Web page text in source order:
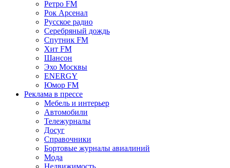
Ретро FM
Рок Арсенал
Русское радио
Серебряный дождь
Спутник FM
Хит FM
Шансон
Эхо Москвы
ENERGY
Юмор FM
Реклама в прессе
Мебель и интерьер
Автомобили
Тележурналы
Досуг
Справочники
Бортовые журналы авиалиний
Мода
Недвижимость